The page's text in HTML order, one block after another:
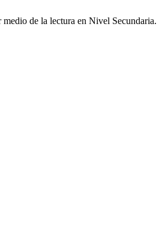
de la lectura en Nivel Secundaria.